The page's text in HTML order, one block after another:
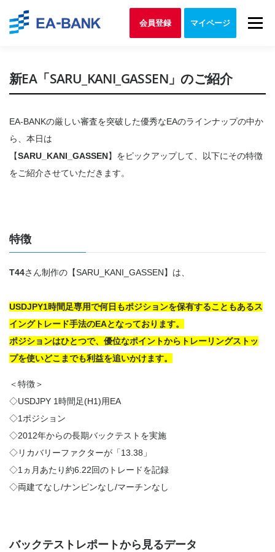
Menu
会員登録 マイページ
新EA「SARU_KANI_GASSEN」のご紹介
EA-BANKの厳しい審査を突破した優秀なEAのラインナップの中か
ら、本日は
【SARU_KANI_GASSEN】をピックアップして、以下にその特徴
をご紹介させていただきます。
特徴
T44さん制作の【SARU_KANI_GASSEN】は、
USDJPY1時間足専用で何日もポジションを保有することもあるス
イングトレード手法のEAとなっております。
ポジションはひとつで、優位なポイントからトレーリングストッ
プを使いどこまでも利益を追いかけます。
＜特徴＞
◇USDJPY 1時間足(H1)用EA
◇1ポジション
◇2012年からの長期バックテストを実施
◇リカバリーファクターが「13.38」
◇1ヵ月あたり約6.22回のトレードを記録
◇両建てなし/ナンピンなし/マーチンなし
バックテストレポートから見るデータ